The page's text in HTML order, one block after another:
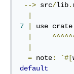
--> src/lib.
7
use crate
= note: `#[
default